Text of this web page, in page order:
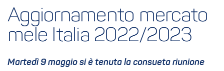
Aggiornamento mercato
mele Italia 2022/2023
Martedì 9 maggio si è tenuta la consueta riunione